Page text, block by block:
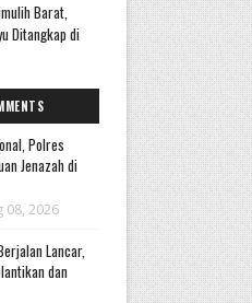
Barat,
Ditangkap di
Polres
Jenazah di
08, 2026
Lancar,
dan